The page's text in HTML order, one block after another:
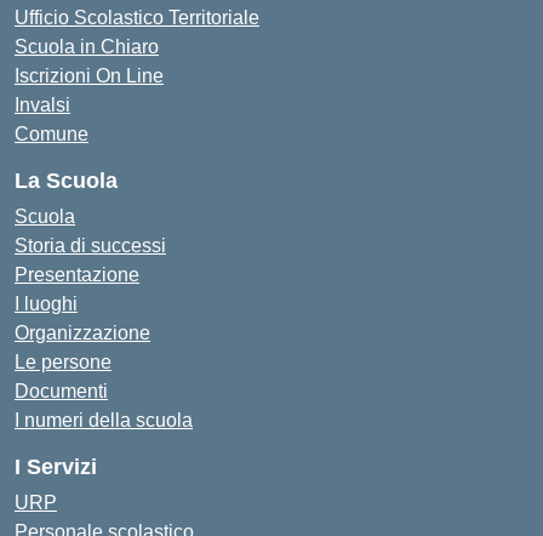
Ufficio Scolastico Territoriale
Scuola in Chiaro
Iscrizioni On Line
Invalsi
Comune
La Scuola
Scuola
Storia di successi
Presentazione
I luoghi
Organizzazione
Le persone
Documenti
I numeri della scuola
I Servizi
URP
Personale scolastico